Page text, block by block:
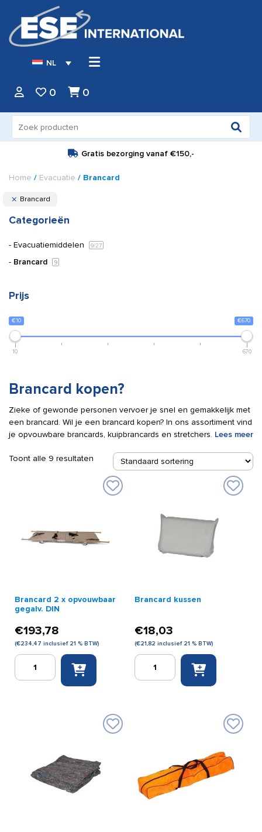
NL
0 0
naar:
Gratis bezorging vanaf €150,-
Home / Evacuatie / Brancard
Brancard
Categorieën
Evacuatiemiddelen 9/27
Brancard 9
Prijs
€10 €670
10 670
Brancard kopen?
Zieke of gewonde personen vervoer je snel en gemakkelijk met
een brancard. Wil je een brancard kopen? In ons assortiment vind
je opvouwbare brancards, kuipbrancards en stretchers. Lees meer
Toont alle 9 resultaten
Brancard 2 x opvouwbaar
gegalv. DIN
€193,78
(€234,47 inclusief 21 % BTW)
Brancard
Brancard kussen
€18,03
(€21,82 inclusief 21 % BTW)
Brancard
kussen